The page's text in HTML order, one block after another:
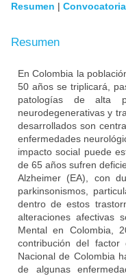
Resumen | Convocatoria
Resumen
En Colombia la
50 años se triplicará,
patologías de alta
neurodegenerativas y
desarrollados son
enfermedades
impacto social puede
de 65 años sufren
Alzheimer (EA), con
parkinsonismos,
dentro de estos
alteraciones afectivas
Mental en Colombia,
contribución del
Nacional de Colombia
de algunas